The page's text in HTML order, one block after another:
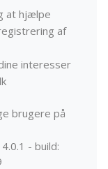
at hjælpe
af
interesser
brugere på
- build: